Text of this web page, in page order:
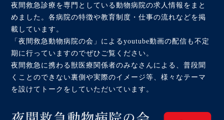
夜間救急診療を専門としている動物病院の求人情報をまと
めました。各病院の特徴や教育制度・仕事の流れなどを掲
載しています。
「夜間救急動物病院の会」によるyoutube動画の配信も不定
期に行っていますのでぜひご覧ください。
夜間救急に携わる獣医療関係者のみなさんによる、普段聞
くことのできない裏側や実際のイメージ等、様々なテーマ
を設けてトークをしていただいています。